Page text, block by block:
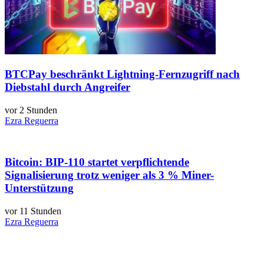
BTCPay beschränkt Lightning-Fernzugriff nach
Diebstahl durch Angreifer
vor 2 Stunden
Ezra Reguerra
Bitcoin: BIP-110 startet verpflichtende
Signalisierung trotz weniger als 3 % Miner-
Unterstützung
vor 11 Stunden
Ezra Reguerra